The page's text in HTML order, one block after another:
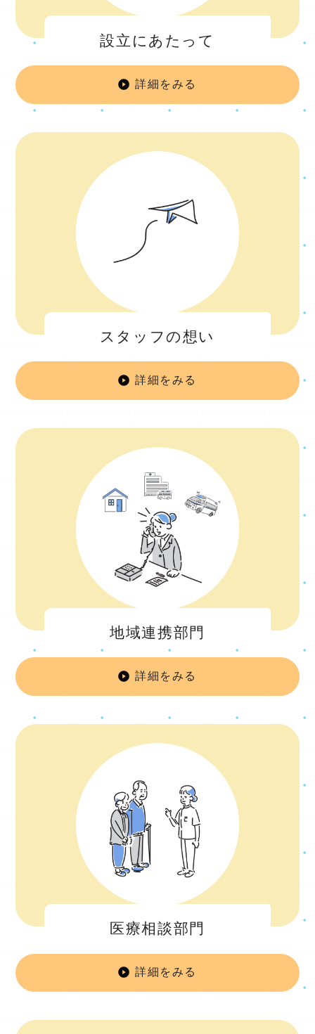
設立にあたって
詳細をみる
スタッフの想い
詳細をみる
地域連携部門
詳細をみる
医療相談部門
詳細をみる